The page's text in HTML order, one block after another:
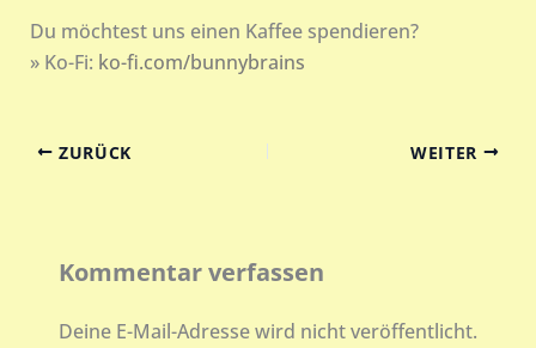
Du möchtest uns einen Kaffee spendieren?
» Ko-Fi: ko-fi.com/bunnybrains
ZURÜCK WEITER
Kommentar verfassen
Deine E-Mail-Adresse wird nicht veröffentlicht.